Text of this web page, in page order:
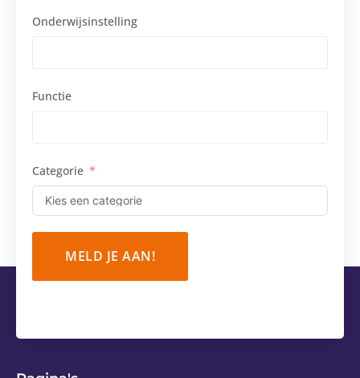
Onderwijsinstelling
Functie
Categorie
MELD JE AAN!